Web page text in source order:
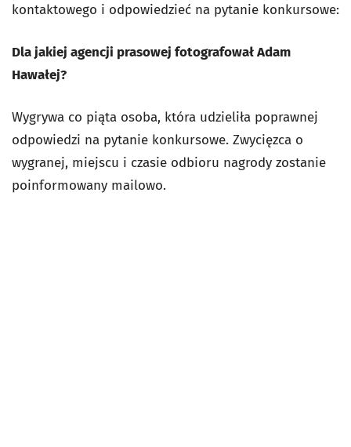
kontaktowego i odpowiedzieć na pytanie konkursowe:
Dla jakiej agencji prasowej fotografował Adam
Hawałej?
Wygrywa co piąta osoba, która udzieliła poprawnej
odpowiedzi na pytanie konkursowe. Zwycięzca o
wygranej, miejscu i czasie odbioru nagrody zostanie
poinformowany mailowo.